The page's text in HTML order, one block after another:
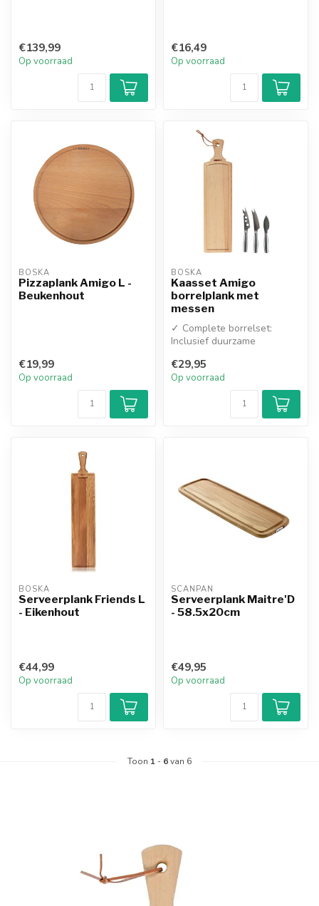
€139,99
Op voorraad
€16,49
Op voorraad
BOSKA
Pizzaplank Amigo L -
Beukenhout
€19,99
Op voorraad
BOSKA
Kaasset Amigo
borrelplank met
messen
✓ Complete borrelset:
Inclusief duurzame
messen
✓ Voor ...
€29,95
Op voorraad
BOSKA
Serveerplank Friends L
- Eikenhout
€44,99
Op voorraad
SCANPAN
Serveerplank Maitre'D
- 58.5x20cm
€49,95
Op voorraad
Toon 1 - 6van 6